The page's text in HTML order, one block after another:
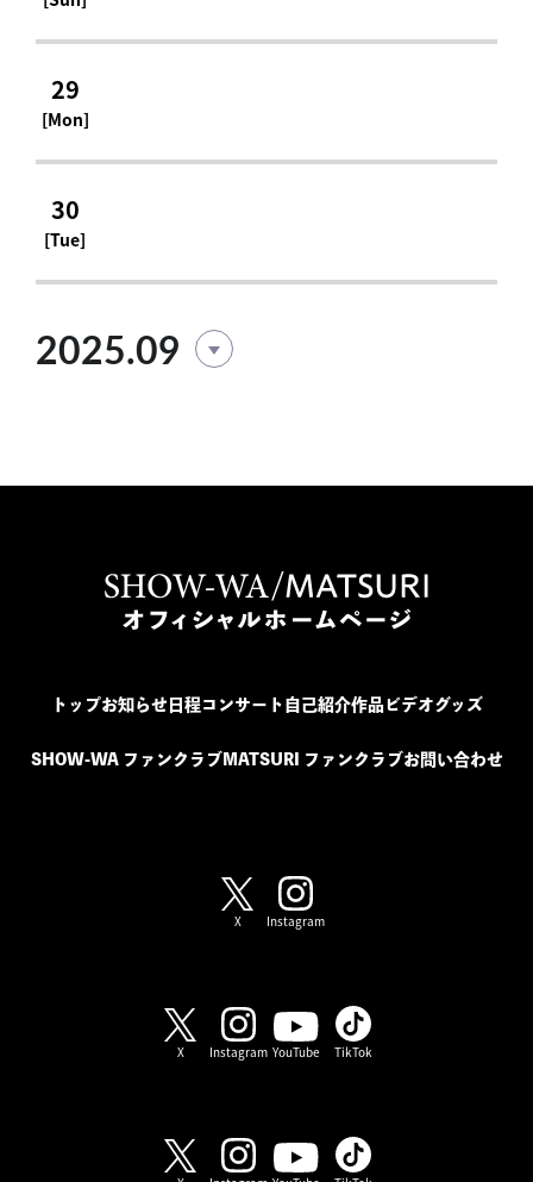
29
[Mon]
30
[Tue]
2025.09
トップお知らせ日程コンサート 自己紹介作品ビデオグッズ
SHOW-WA ファンクラブMATSURI ファンクラブお問い合わせ
X Instagram
X Instagram YouTube TikTok